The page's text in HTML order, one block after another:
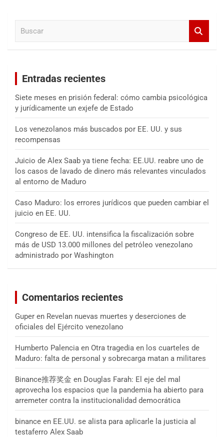
Entradas recientes
Siete meses en prisión federal: cómo cambia psicológica
y jurídicamente un exjefe de Estado
Los venezolanos más buscados por EE. UU. y sus
recompensas
Juicio de Alex Saab ya tiene fecha: EE.UU. reabre uno de
los casos de lavado de dinero más relevantes vinculados
al entorno de Maduro
Caso Maduro: los errores jurídicos que pueden cambiar el
juicio en EE. UU.
Congreso de EE. UU. intensifica la fiscalización sobre
más de USD 13.000 millones del petróleo venezolano
administrado por Washington
Comentarios recientes
Guper en Revelan nuevas muertes y deserciones de
oficiales del Ejército venezolano
Humberto Palencia en Otra tragedia en los cuarteles de
Maduro: falta de personal y sobrecarga matan a militares
Binance推荐奖金 en Douglas Farah: El eje del mal
aprovecha los espacios que la pandemia ha abierto para
arremeter contra la institucionalidad democrática
binance en EE.UU. se alista para aplicarle la justicia al
testaferro Alex Saab